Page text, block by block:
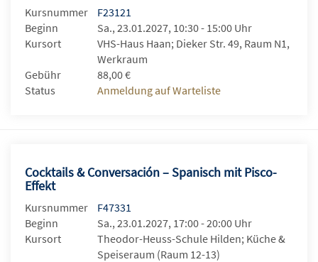
Kursnummer
F23121
Beginn
Sa., 23.01.2027, 10:30 - 15:00 Uhr
Kursort
VHS-Haus Haan; Dieker Str. 49, Raum N1,
Werkraum
Gebühr
88,00 €
Status
Anmeldung auf Warteliste
Cocktails & Conversación – Spanisch mit Pisco-
Effekt
Kursnummer
F47331
Beginn
Sa., 23.01.2027, 17:00 - 20:00 Uhr
Kursort
Theodor-Heuss-Schule Hilden; Küche &
Speiseraum (Raum 12-13)